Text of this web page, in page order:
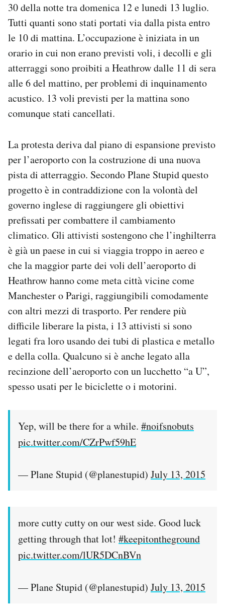
30 della notte tra domenica 12 e lunedi 13 luglio.
Tutti quanti sono stati portati via dalla pista entro
le 10 di mattina. L’occupazione è iniziata in un
orario in cui non erano previsti voli, i decolli e gli
atterraggi sono proibiti a Heathrow dalle 11 di sera
alle 6 del mattino, per problemi di inquinamento
acustico. 13 voli previsti per la mattina sono
comunque stati cancellati.
La protesta deriva dal piano di espansione previsto
per l’aeroporto con la costruzione di una nuova
pista di atterraggio. Secondo Plane Stupid questo
progetto è in contraddizione con la volontà del
governo inglese di raggiungere gli obiettivi
prefissati per combattere il cambiamento
climatico. Gli attivisti sostengono che l’inghilterra
è già un paese in cui si viaggia troppo in aereo e
che la maggior parte dei voli dell’aeroporto di
Heathrow hanno come meta città vicine come
Manchester o Parigi, raggiungibili comodamente
con altri mezzi di trasporto. Per rendere più
difficile liberare la pista, i 13 attivisti si sono
legati fra loro usando dei tubi di plastica e metallo
e della colla. Qualcuno si è anche legato alla
recinzione dell’aeroporto con un lucchetto “a U”,
spesso usati per le biciclette o i motorini.
Yep, will be there for a while. #noifsnobuts
pic.twitter.com/CZrPwf59hE
— Plane Stupid (@planestupid) July 13, 2015
more cutty cutty on our west side. Good luck
getting through that lot! #keepitontheground
pic.twitter.com/lUR5DCnBVn
— Plane Stupid (@planestupid) July 13, 2015